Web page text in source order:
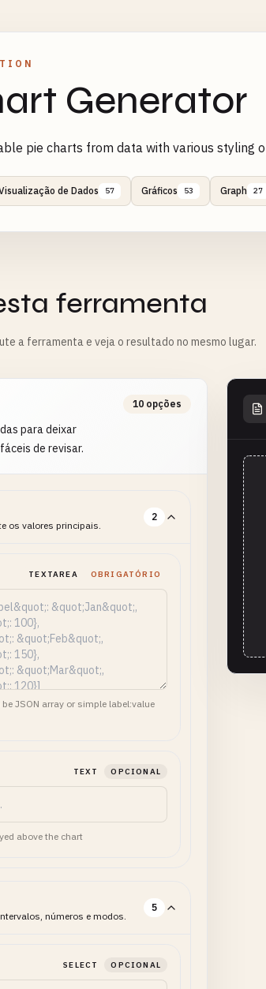
Generator
pie charts from data with various styling
de Dados 57 Gráficos 53 Graph 27
ferramenta
a ferramenta e veja o resultado no mesmo lugar.
para deixar
de revisar.
10 opções
os valores principais.
2
TEXTAREA OBRIGATÓRIO
JSON array or simple label:value
TEXT OPCIONAL
above the chart
números e modos.
5
SELECT OPCIONAL